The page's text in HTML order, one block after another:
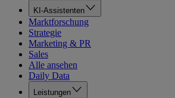
KI-Assistenten
Marktforschung
Strategie
Marketing & PR
Sales
Alle ansehen
Daily Data
Leistungen